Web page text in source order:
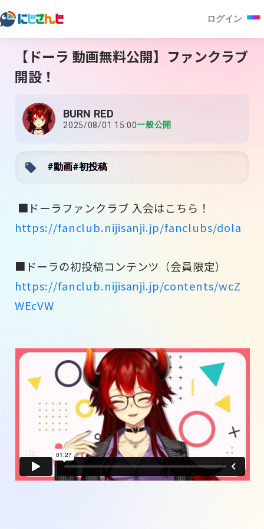
ログイン
【ドーラ 動画無料公開】ファンクラブ
開設！
BURN RED
2025/08/01 15:00一般公開
#動画#初投稿
■ドーラファンクラブ 入会はこちら！
https://fanclub.nijisanji.jp/fanclubs/dola
■ドーラの初投稿コンテンツ（会員限定）
https://fanclub.nijisanji.jp/contents/wcZ
WEcVW